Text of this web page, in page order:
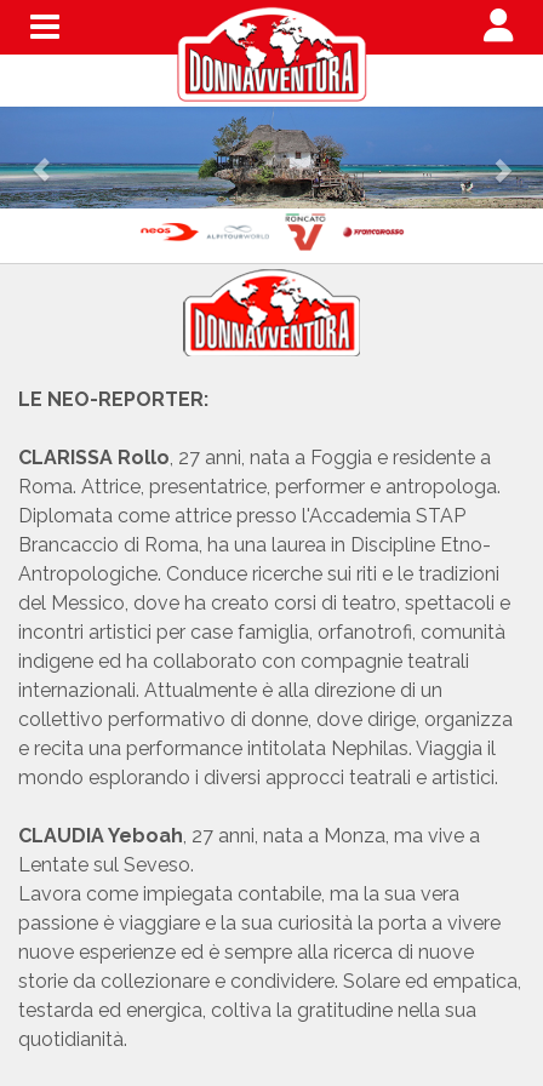
Menu
LE NEO-REPORTER:
CLARISSA Rollo , 27 anni, nata a Foggia e residente a
Roma. Attrice, presentatrice, performer e antropologa.
Diplomata come attrice presso l'Accademia STAP
Brancaccio di Roma, ha una laurea in Discipline Etno-
Antropologiche. Conduce ricerche sui riti e le tradizioni
del Messico, dove ha creato corsi di teatro, spettacoli e
incontri artistici per case famiglia, orfanotrofi, comunità
indigene ed ha collaborato con compagnie teatrali
internazionali. Attualmente è alla direzione di un
collettivo performativo di donne, dove dirige, organizza
e recita una performance intitolata Nephilas. Viaggia il
mondo esplorando i diversi approcci teatrali e artistici.
CLAUDIA Yeboah , 27 anni, nata a Monza, ma vive a
Lentate sul Seveso.
Lavora come impiegata contabile, ma la sua vera
passione è viaggiare e la sua curiosità la porta a vivere
nuove esperienze ed è sempre alla ricerca di nuove
storie da collezionare e condividere. Solare ed empatica,
testarda ed energica, coltiva la gratitudine nella sua
quotidianità.